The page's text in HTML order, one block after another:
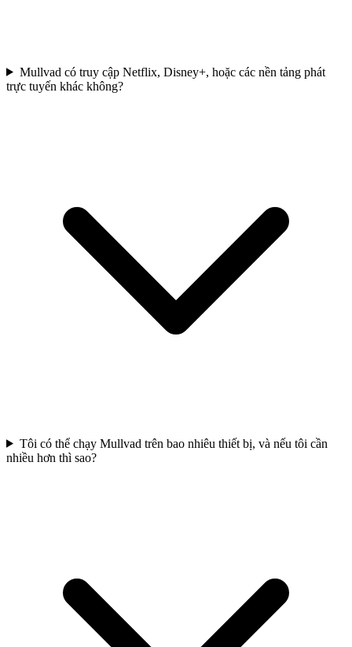
Mullvad có truy cập Netflix, Disney+, hoặc các nền tảng phát
trực tuyến khác không?
Tôi có thể chạy Mullvad trên bao nhiêu thiết bị, và nếu tôi cần
nhiều hơn thì sao?